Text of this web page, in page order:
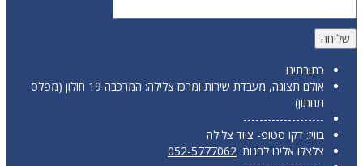
כתובתינו
אולם תצוגה, מעבדת שירות ומרכז צלילה: המרכבה 19 חולון (מפלס
תחתון)
--------------------
בוויז: דקו סטופ- ציוד צלילה
צלצלו אלינו לחנות: 052-5777062